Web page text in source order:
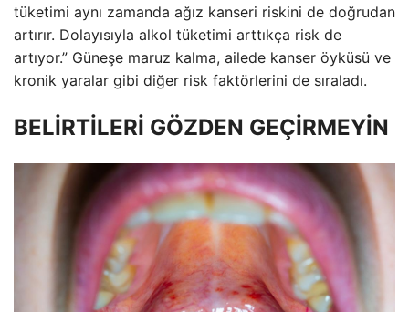
tüketimi aynı zamanda ağız kanseri riskini de doğrudan
artırır. Dolayısıyla alkol tüketimi arttıkça risk de
artıyor.” Güneşe maruz kalma, ailede kanser öyküsü ve
kronik yaralar gibi diğer risk faktörlerini de sıraladı.
BELİRTİLERİ GÖZDEN GEÇİRMEYİN